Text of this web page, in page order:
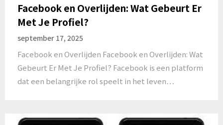
Facebook en Overlijden: Wat Gebeurt Er
Met Je Profiel?
september 17, 2025
Facebook en Overlijden Facebook en Overlijden: Wat
Gebeurt Er Met Je Profiel? Facebook is een platform
dat een belangrijke rol speelt in het leven…